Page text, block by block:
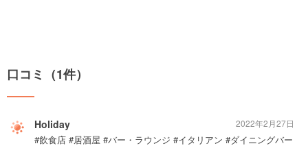
口コミ（1件）
Holiday
#飲食店 #居酒屋 #バー・ラウンジ #イタリアン #ダイニングバー
2022年2月27日